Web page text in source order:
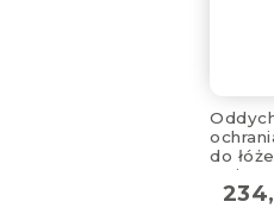
do
z